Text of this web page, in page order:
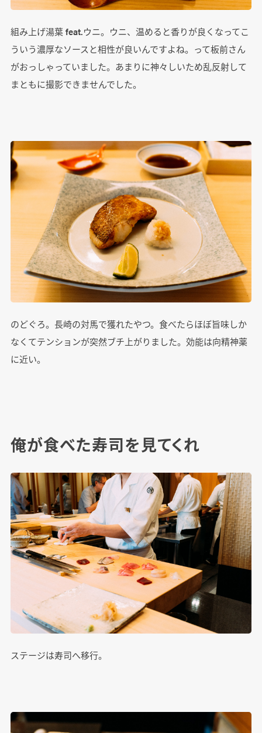
組み上げ湯葉 feat.ウニ。ウニ、温めると香りが良くなってこ
ういう濃厚なソースと相性が良いんですよね。って板前さん
がおっしゃっていました。あまりに神々しいため乱反射して
まともに撮影できませんでした。
のどぐろ。長崎の対馬で獲れたやつ。食べたらほぼ旨味しか
なくてテンションが突然ブチ上がりました。効能は向精神薬
に近い。
俺が食べた寿司を見てくれ
ステージは寿司へ移行。